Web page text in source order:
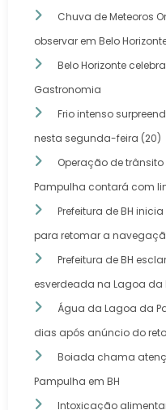
Chuva de Meteoros
observar em Belo
Belo Horizonte
Gastronomia
Frio intenso
nesta segunda-feira (20)
Operação de
Pampulha contará com
Prefeitura de BH
para retomar a
Prefeitura de BH
esverdeada na Lagoa da
Água da Lagoa da
dias após anúncio do
Boiada chama
Pampulha em BH
Intoxicação